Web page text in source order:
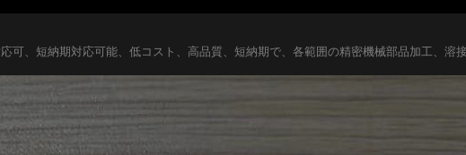
可、短納期対応可能、低コスト、高品質、短納期で、各範囲の精密機械部品加工、